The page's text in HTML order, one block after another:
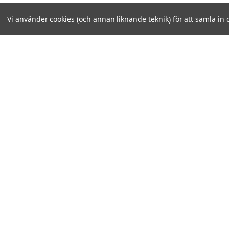
Vi använder cookies (och annan liknande teknik) för att samla